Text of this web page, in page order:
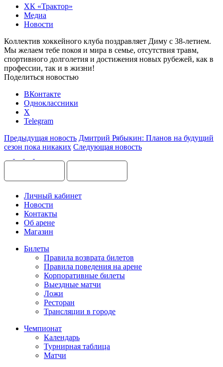
ХК «Трактор»
Медиа
Новости
Коллектив хоккейного клуба поздравляет Диму с 38-летием.
Мы желаем тебе покоя и мира в семье, отсутствия травм,
спортивного долголетия и достижения новых рубежей, как в
профессии, так и в жизни!
Поделиться новостью
ВКонтакте
Одноклассники
X
Telegram
Предыдущая новость Дмитрий Рябыкин: Планов на будущий
сезон пока никаких Следующая новость
Личный кабинет
Новости
Контакты
Об арене
Магазин
Билеты
Правила возврата билетов
Правила поведения на арене
Корпоративные билеты
Выездные матчи
Ложи
Ресторан
Трансляции в городе
Чемпионат
Календарь
Турнирная таблица
Матчи